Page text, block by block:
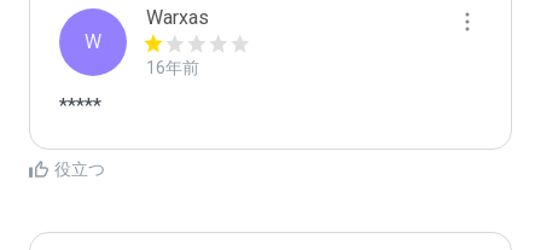
W
Warxas
16年前
*****
役立つ